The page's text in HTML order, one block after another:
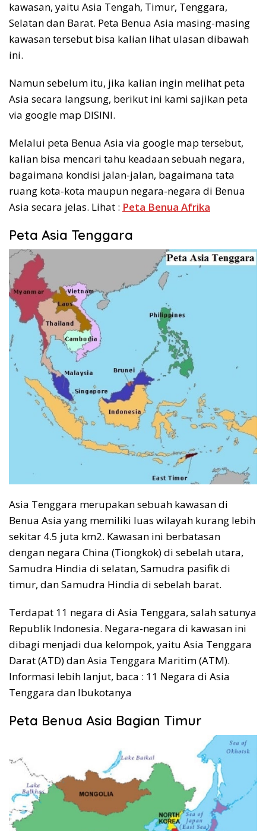
kawasan, yaitu Asia Tengah, Timur, Tenggara,
Selatan dan Barat. Peta Benua Asia masing-masing
kawasan tersebut bisa kalian lihat ulasan dibawah
ini.
Namun sebelum itu, jika kalian ingin melihat peta
Asia secara langsung, berikut ini kami sajikan peta
via google map DISINI.
Melalui peta Benua Asia via google map tersebut,
kalian bisa mencari tahu keadaan sebuah negara,
bagaimana kondisi jalan-jalan, bagaimana tata
ruang kota-kota maupun negara-negara di Benua
Asia secara jelas. Lihat : Peta Benua Afrika
Peta Asia Tenggara
Asia Tenggara merupakan sebuah kawasan di
Benua Asia yang memiliki luas wilayah kurang lebih
sekitar 4.5 juta km2. Kawasan ini berbatasan
dengan negara China (Tiongkok) di sebelah utara,
Samudra Hindia di selatan, Samudra pasifik di
timur, dan Samudra Hindia di sebelah barat.
Terdapat 11 negara di Asia Tenggara, salah satunya
Republik Indonesia. Negara-negara di kawasan ini
dibagi menjadi dua kelompok, yaitu Asia Tenggara
Darat (ATD) dan Asia Tenggara Maritim (ATM).
Informasi lebih lanjut, baca : 11 Negara di Asia
Tenggara dan Ibukotanya
Peta Benua Asia Bagian Timur